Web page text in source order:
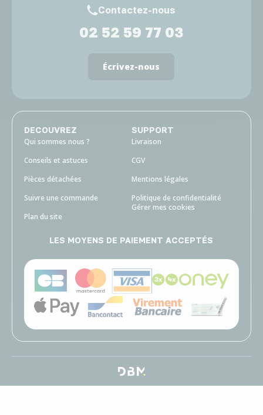
Contactez-nous
02 52 59 77 03
Écrivez-nous
DECOUVREZ
Qui sommes nous ?
Conseils et astuces
Pièces détachées
Suivre une commande
Plan du site
SUPPORT
Livraison
CGV
Mentions légales
Politique de confidentialité
Gérer mes cookies
LES MOYENS DE PAIEMENT ACCEPTÉS